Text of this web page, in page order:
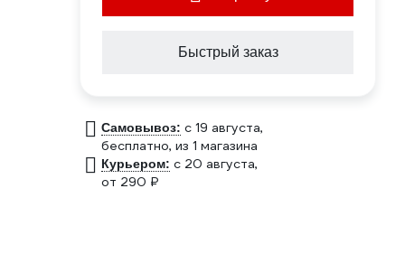
Быстрый заказ
Самовывоз: c 19 августа,
бесплатно, из 1 магазина
Курьером: c 20 августа,
от 290 ₽